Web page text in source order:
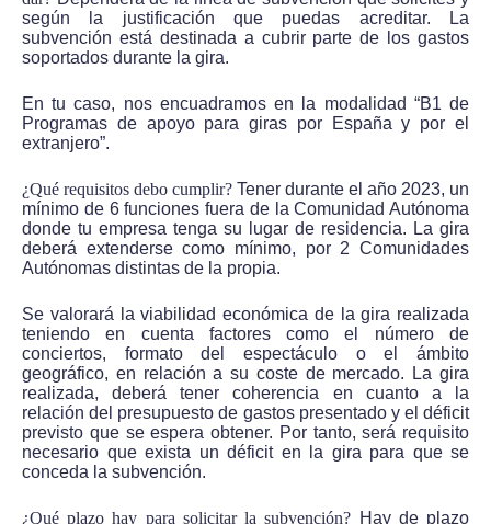
según la justificación que puedas acreditar. La
subvención está destinada a cubrir parte de los gastos
soportados durante la gira.
En tu caso, nos encuadramos en la modalidad “B1 de
Programas de apoyo para giras por España y por el
extranjero”.
¿Qué requisitos debo cumplir? Tener durante el año 2023, un
mínimo de 6 funciones fuera de la Comunidad Autónoma
donde tu empresa tenga su lugar de residencia. La gira
deberá extenderse como mínimo, por 2 Comunidades
Autónomas distintas de la propia.
Se valorará la viabilidad económica de la gira realizada
teniendo en cuenta factores como el número de
conciertos, formato del espectáculo o el ámbito
geográfico, en relación a su coste de mercado. La gira
realizada, deberá tener coherencia en cuanto a la
relación del presupuesto de gastos presentado y el déficit
previsto que se espera obtener. Por tanto, será requisito
necesario que exista un déficit en la gira para que se
conceda la subvención.
¿Qué plazo hay para solicitar la subvención? Hay de plazo